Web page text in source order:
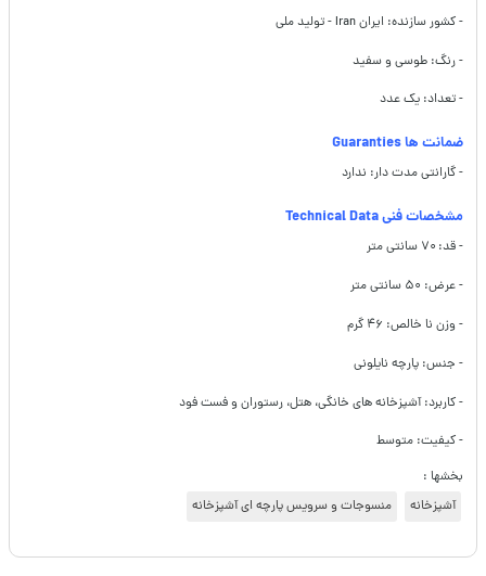
- کشور سازنده: ایران Iran - تولید ملی
- رنگ: طوسی و سفید
- تعداد: یک عدد
ضمانت ها Guaranties
- گارانتی مدت دار: ندارد
مشخصات فنی Technical Data
- قد: ۷۰ سانتی متر
- عرض: ۵۰ سانتی متر
- وزن نا خالص: ۴۶ گرم
- جنس: پارچه نایلونی
- کاربرد: آشپزخانه های خانگی، هتل، رستوران و فست فود
- کیفیت: متوسط
بخشها :
آشپزخانه
منسوجات و سرویس پارچه ای آشپزخانه